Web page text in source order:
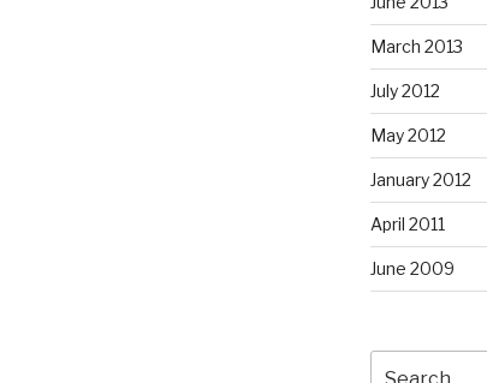
March 2013
July 2012
May 2012
January 2012
April 2011
June 2009